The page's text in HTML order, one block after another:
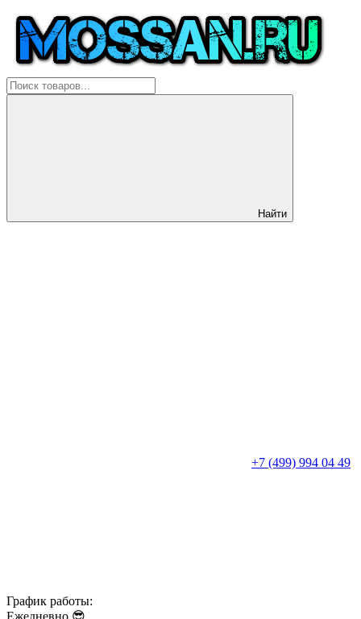
Найти
+7 (499) 994 04 49
График работы:
Ежедневно 😎​​​​​​​